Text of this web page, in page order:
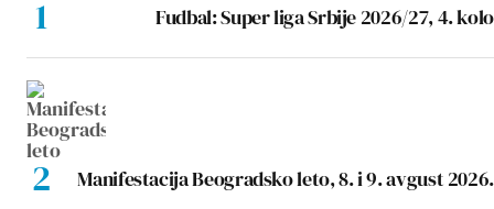
Fudbal: Super liga Srbije 2026/27, 4. kolo
Manifestacija Beogradsko leto, 8. i 9. avgust 2026.